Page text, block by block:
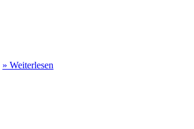
» Weiterlesen